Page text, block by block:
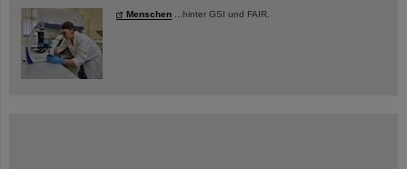
Menschen ...hinter GSI und FAIR.